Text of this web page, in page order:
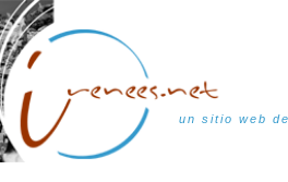
un sitio web